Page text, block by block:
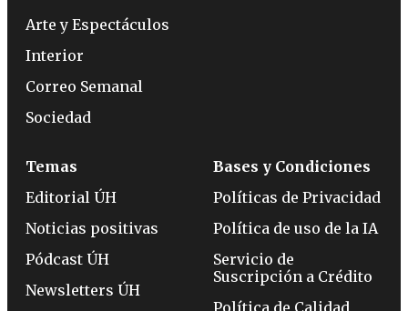
Arte y Espectáculos
Interior
Correo Semanal
Sociedad
Temas
Editorial ÚH
Noticias positivas
Pódcast ÚH
Newsletters ÚH
Bases y Condiciones
Políticas de Privacidad
Política de uso de la IA
Servicio de
Suscripción a Crédito
Política de Calidad